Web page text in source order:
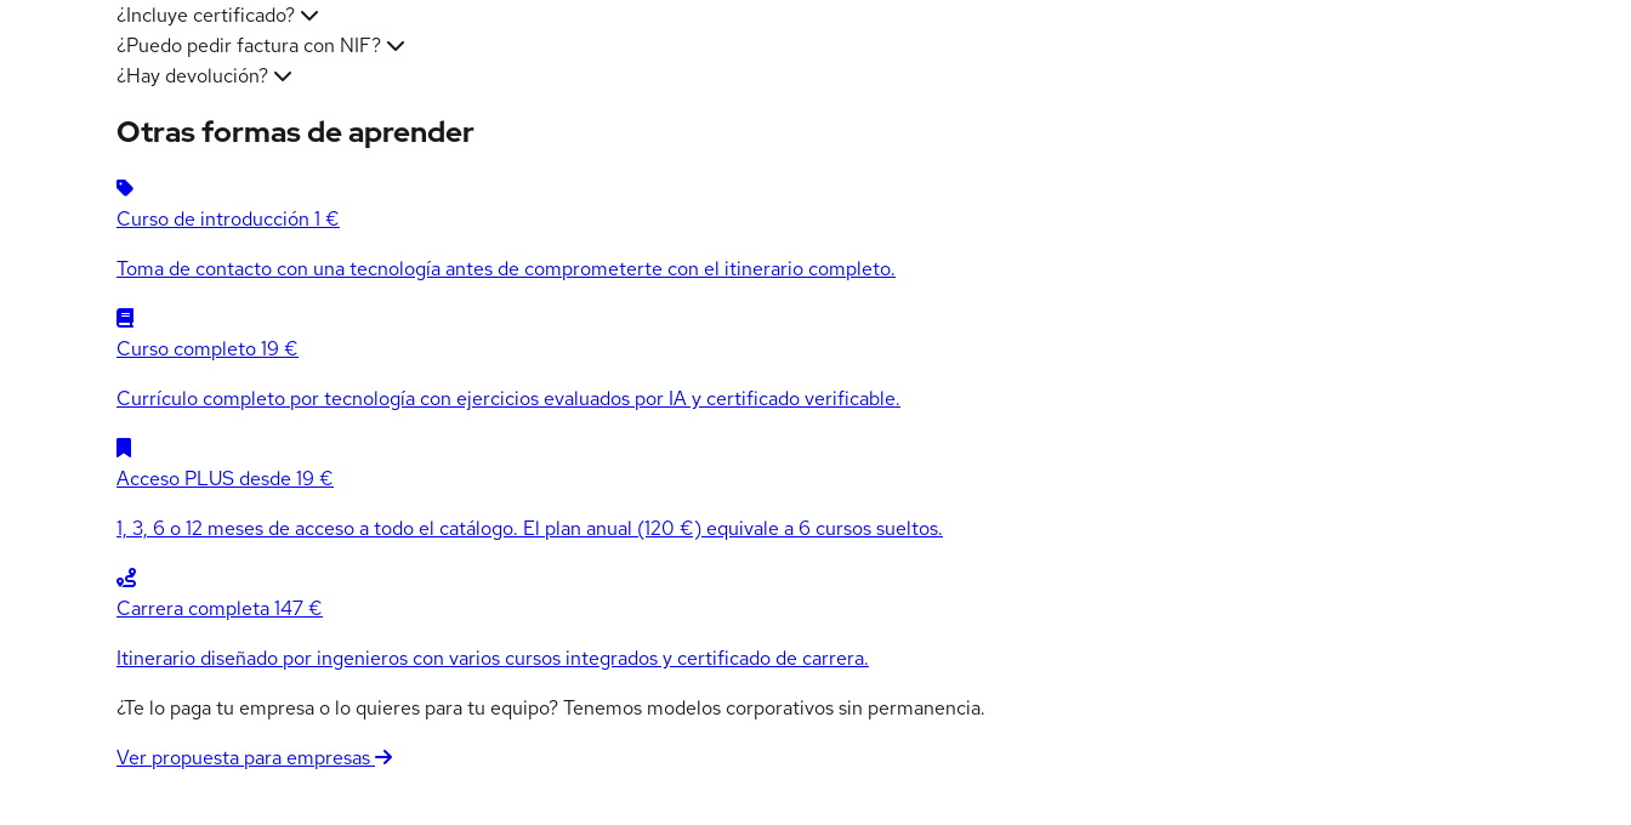
¿Incluye certificado?
¿Puedo pedir factura con NIF?
¿Hay devolución?
Otras formas de aprender
Curso de introducción 1 €
Toma de contacto con una tecnología antes de comprometerte con el itinerario completo.
Curso completo19 €
Currículo completo por tecnología con ejercicios evaluados por IA y certificado verificable.
Acceso PLUS desde 19 €
1, 3, 6 o 12 meses de acceso a todo el catálogo. El plan anual (120 €) equivale a 6 cursos sueltos.
Carrera completa147 €
Itinerario diseñado por ingenieros con varios cursos integrados y certificado de carrera.
¿Te lo paga tu empresa o lo quieres para tu equipo? Tenemos modelos corporativos sin permanencia.
Ver propuesta para empresas